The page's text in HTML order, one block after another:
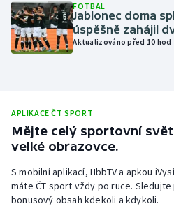
Parasport
Plavání
Rychlostní kanoistika
FOTBAL
Jablonec doma
úspěšně zahájil
Aktualizováno před 10 hod
APLIKACE ČT SPORT
Mějte celý sportovní
velké obrazovce.
S mobilní aplikací, HbbTV a apkou
máte ČT sport vždy po ruce.
bonusový obsah kdekoli a kdykoli.